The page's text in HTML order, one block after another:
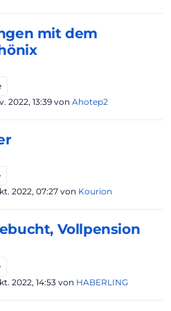
mit dem
2022, 13:39von Ahotep2
2022, 07:27 von Kourion
Vollpension
2022, 14:53 von HABERLING